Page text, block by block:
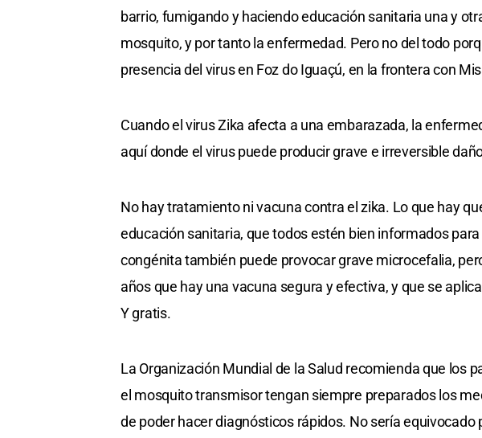
barrio, fumigando y haciendo educación sanitaria una y
mosquito, y por tanto la enfermedad. Pero no del todo
presencia del virus en Foz do Iguaçú, en la frontera con
Cuando el virus Zika afecta a una embarazada, la
aquí donde el virus puede producir grave e irreversible
No hay tratamiento ni vacuna contra el zika. Lo que hay
educación sanitaria, que todos estén bien informados
congénita también puede provocar grave microcefalia,
años que hay una vacuna segura y efectiva, y que se
Y gratis.
La Organización Mundial de la Salud recomienda que los
el mosquito transmisor tengan siempre preparados los
de poder hacer diagnósticos rápidos. No sería